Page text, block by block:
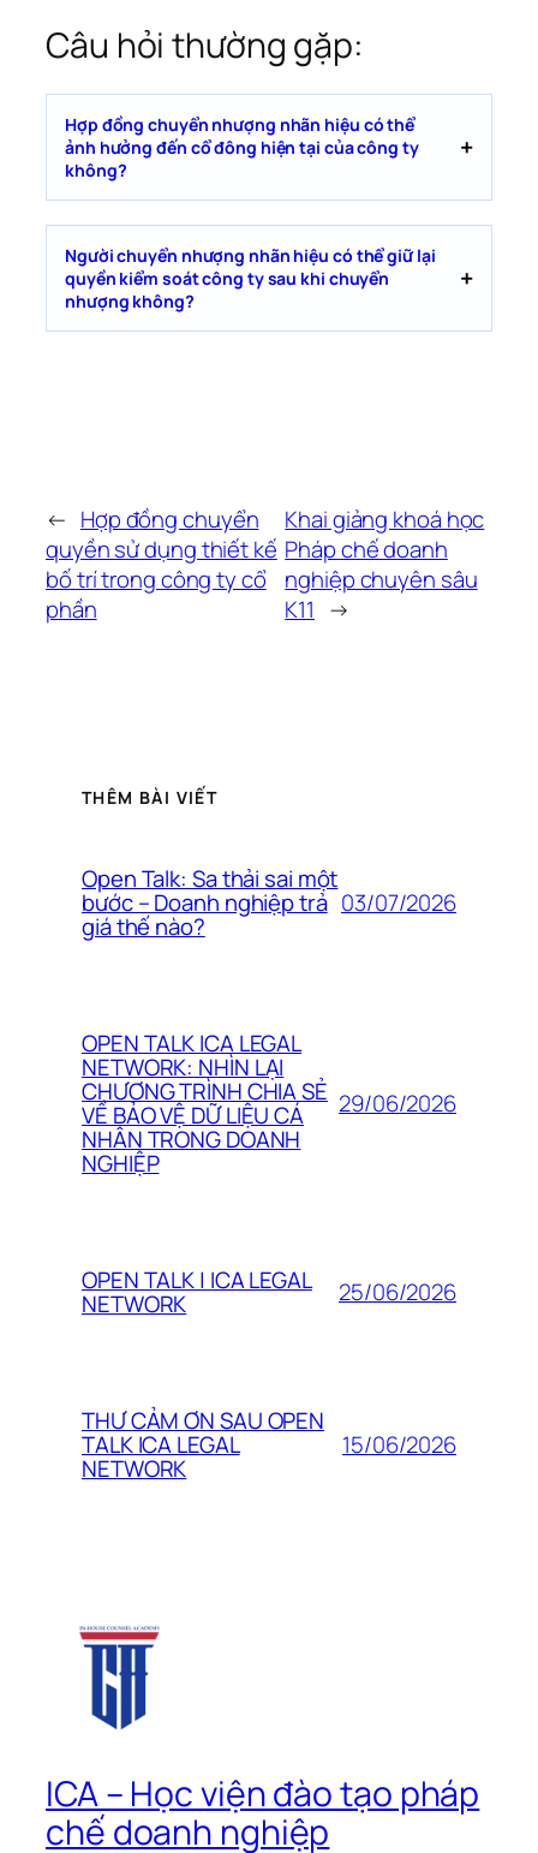
Câu hỏi thường gặp:
Hợp đồng chuyển nhượng nhãn hiệu có thể
ảnh hưởng đến cổ đông hiện tại của công ty
không?
Người chuyển nhượng nhãn hiệu có thể giữ lại
quyền kiểm soát công ty sau khi chuyển
nhượng không?
← Hợp đồng chuyển
quyền sử dụng thiết kế
bố trí trong công ty cổ
phần
Khai giảng khoá học
Pháp chế doanh
nghiệp chuyên sâu
K11 →
THÊM BÀI VIẾT
Open Talk: Sa thải sai một
bước – Doanh nghiệp trả
giá thế nào?
03/07/2026
OPEN TALK ICA LEGAL
NETWORK: NHÌN LẠI
CHƯƠNG TRÌNH CHIA SẺ
VỀ BẢO VỆ DỮ LIỆU CÁ
NHÂN TRONG DOANH
NGHIỆP
29/06/2026
OPEN TALK | ICA LEGAL
NETWORK 25/06/2026
THƯ CẢM ƠN SAU OPEN
TALK ICA LEGAL
NETWORK
15/06/2026
ICA – Học viện đào tạo pháp
chế doanh nghiệp